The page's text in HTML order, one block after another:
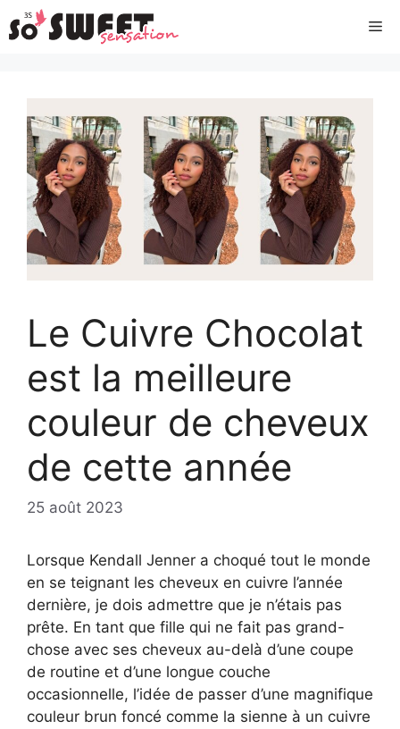
Aller
au
Le Cuivre Chocolat
est la meilleure
couleur de cheveux
de cette année
25 août 2023
Lorsque Kendall Jenner a choqué tout le monde
en se teignant les cheveux en cuivre l’année
dernière, je dois admettre que je n’étais pas
prête. En tant que fille qui ne fait pas grand-
chose avec ses cheveux au-delà d’une coupe
de routine et d’une longue couche
occasionnelle, l’idée de passer d’une magnifique
couleur brun foncé comme la sienne à un cuivre